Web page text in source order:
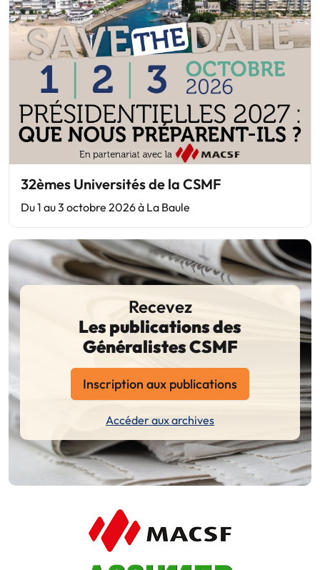
32èmes Universités de la CSMF
Du 1 au 3 octobre 2026 à La Baule
Recevez
Les publications des
Généralistes CSMF
Inscription aux publications
Accéder aux archives